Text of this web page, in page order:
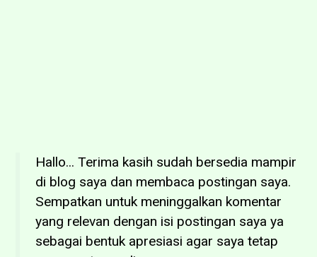
Hallo... Terima kasih sudah bersedia mampir
di blog saya dan membaca postingan saya.
Sempatkan untuk meninggalkan komentar
yang relevan dengan isi postingan saya ya
sebagai bentuk apresiasi agar saya tetap